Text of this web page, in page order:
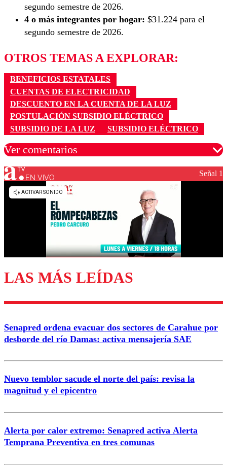
segundo semestre de 2026.
4 o más integrantes por hogar: $31.224 para el
segundo semestre de 2026.
OTROS TEMAS A EXPLORAR:
BENEFICIOS ESTATALES
CUENTAS DE ELECTRICIDAD
DESCUENTO EN LA CUENTA DE LA LUZ
POSTULACIÓN SUBSIDIO ELÉCTRICO
SUBSIDIO DE LA LUZ
SUBSIDIO ELÉCTRICO
Ver comentarios
Los comentarios son moderados para garantizar un
diálogo respetuoso.
Enviar comentario
EN VIVO Señal 1
LAS MÁS LEÍDAS
Senapred ordena evacuar dos sectores de Carahue por
desborde del río Damas: activa mensajería SAE
Nuevo temblor sacude el norte del país: revisa la
magnitud y el epicentro
Alerta por calor extremo: Senapred activa Alerta
Temprana Preventiva en tres comunas